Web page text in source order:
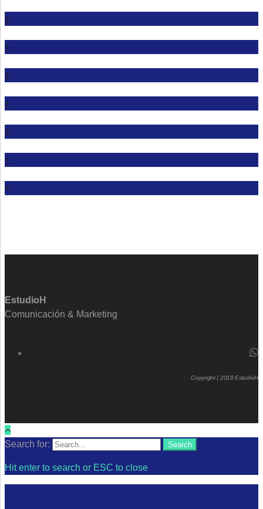
+
+
+
+
+
+
+
EstudioH
Comunicación & Marketing
Copyright | 2018 EstudioH
Search for: Search
Hit enter to search or ESC to close